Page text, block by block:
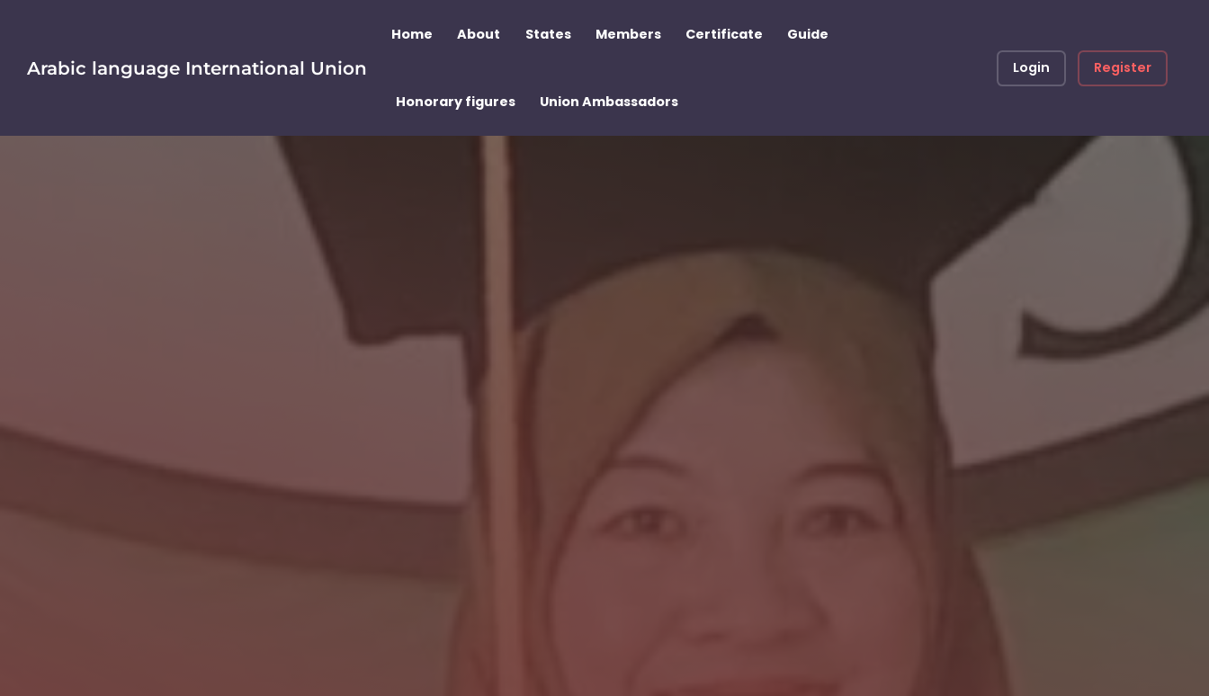
Arabic language International Union
Home About States Members Certificate Guide
Honorary figures Union Ambassadors
Login Register